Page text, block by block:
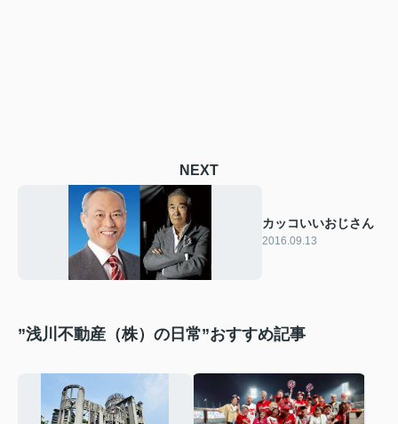
NEXT
カッコいいおじさん
2016.09.13
”浅川不動産（株）の日常”おすすめ記事